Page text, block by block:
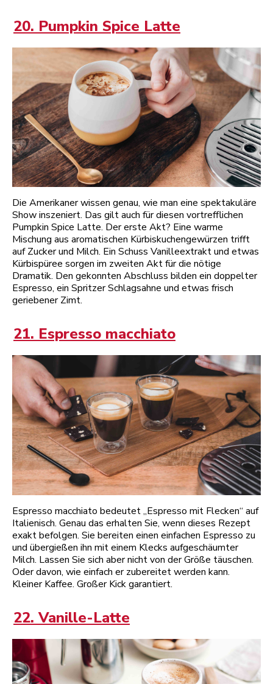
20. Pumpkin Spice Latte
Die Amerikaner wissen genau, wie man eine spektakuläre
Show inszeniert. Das gilt auch für diesen vortrefflichen
Pumpkin Spice Latte. Der erste Akt? Eine warme
Mischung aus aromatischen Kürbiskuchengewürzen trifft
auf Zucker und Milch. Ein Schuss Vanilleextrakt und etwas
Kürbispüree sorgen im zweiten Akt für die nötige
Dramatik. Den gekonnten Abschluss bilden ein doppelter
Espresso, ein Spritzer Schlagsahne und etwas frisch
geriebener Zimt.
21. Espresso macchiato
Espresso macchiato bedeutet „Espresso mit Flecken“ auf
Italienisch. Genau das erhalten Sie, wenn dieses Rezept
exakt befolgen. Sie bereiten einen einfachen Espresso zu
und übergießen ihn mit einem Klecks aufgeschäumter
Milch. Lassen Sie sich aber nicht von der Größe täuschen.
Oder davon, wie einfach er zubereitet werden kann.
Kleiner Kaffee. Großer Kick garantiert.
22. Vanille-Latte